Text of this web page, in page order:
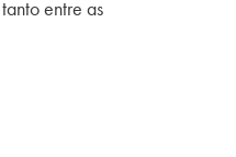
entre as